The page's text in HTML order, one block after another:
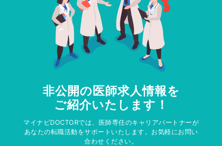
非公開の医師求人情報を
ご紹介いたします！
マイナビDOCTORでは、医師専任のキャリアパートナーが
あなたの転職活動をサポートいたします。お気軽にお問い
合わせください。